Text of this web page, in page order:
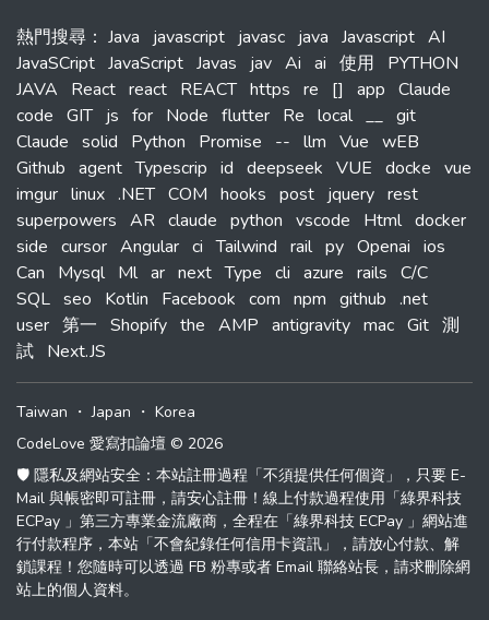
熱門搜尋 ： Java javascript javasc java Javascript AI
JavaSCript JavaScript Javas jav Ai ai 使用
PYTHON
JAVA
React react REACT https re [] app Claude
code GIT js for Node flutter Re local __ git
Claude solid Python Promise -- llm Vue wEB
Github agent Typescrip id deepseek VUE docke vue
imgur linux .NET COM hooks post jquery rest
superpowers AR claude python vscode Html docker
side cursor Angular ci Tailwind rail py Openai ios
Can
Mysql Ml ar next Type cli azure rails C/C
SQL seo Kotlin Facebook com npm github .net
user 第一 Shopify the AMP antigravity mac Git 測
試 Next.JS
Taiwan ・Japan ・ Korea
CodeLove 愛寫扣論壇 © 2026
🛡️ 隱私及網站安全：本站註冊過程「不須提供任何個資」，只要 E-
Mail 與帳密即可註冊，請安心註冊！線上付款過程使用「綠界科技
ECPay 」第三方專業金流廠商，全程在「綠界科技 ECPay 」網站進
行付款程序，本站「不會紀錄任何信用卡資訊」，請放心付款、解
鎖課程！您隨時可以透過 FB 粉專或者 Email 聯絡站長，請求刪除網
站上的個人資料。